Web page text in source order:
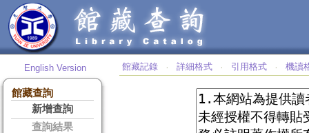
English Version
館藏查詢
新增查詢
查詢結果
館藏記錄 ‧ 詳細格式 ‧ 引用格式 ‧ 機讀